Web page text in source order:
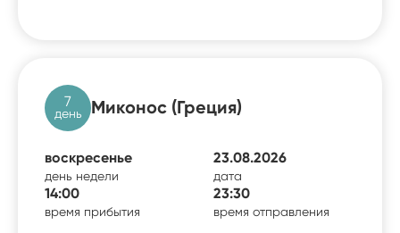
7
день Миконос (Греция)
воскресенье
день недели
23.08.2026
дата
14:00
время прибытия
23:30
время отправления